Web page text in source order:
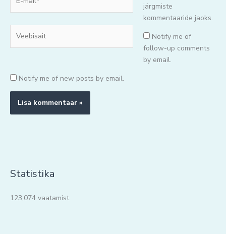
mail*
järgmiste
kommentaaride jaoks.
Notify me of
follow-up comments
by email.
Notify me of new posts by email.
Statistika
123,074 vaatamist